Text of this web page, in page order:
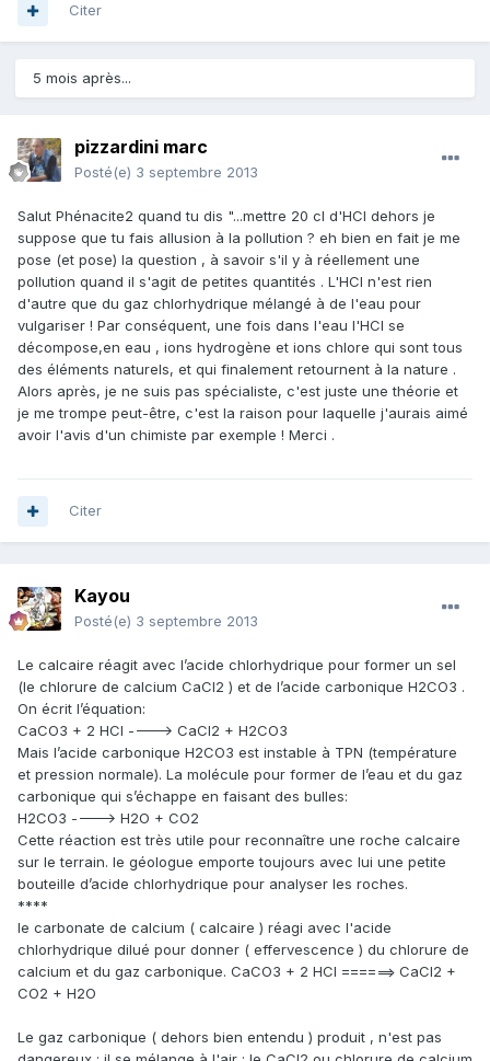
Citer
5 mois après...
pizzardini marc
Posté(e) 3 septembre 2013
Salut Phénacite2 quand tu dis "...mettre 20 cl d'HCl dehors je
suppose que tu fais allusion à la pollution ? eh bien en fait je me
pose (et pose) la question , à savoir s'il y à réellement une
pollution quand il s'agit de petites quantités . L'HCl n'est rien
d'autre que du gaz chlorhydrique mélangé à de l'eau pour
vulgariser ! Par conséquent, une fois dans l'eau l'HCl se
décompose,en eau , ions hydrogène et ions chlore qui sont tous
des éléments naturels, et qui finalement retournent à la nature .
Alors après, je ne suis pas spécialiste, c'est juste une théorie et
je me trompe peut-être, c'est la raison pour laquelle j'aurais aimé
avoir l'avis d'un chimiste par exemple ! Merci .
Citer
Kayou
Posté(e) 3 septembre 2013
Le calcaire réagit avec l’acide chlorhydrique pour former un sel
(le chlorure de calcium CaCl2 ) et de l’acide carbonique H2CO3 .
On écrit l’équation:
CaCO3 + 2 HCl ----> CaCl2 + H2CO3
Mais l’acide carbonique H2CO3 est instable à TPN (température
et pression normale). La molécule pour former de l’eau et du gaz
carbonique qui s’échappe en faisant des bulles:
H2CO3 ----> H2O + CO2
Cette réaction est très utile pour reconnaître une roche calcaire
sur le terrain. le géologue emporte toujours avec lui une petite
bouteille d’acide chlorhydrique pour analyser les roches.
****
le carbonate de calcium ( calcaire ) réagi avec l'acide
chlorhydrique dilué pour donner ( effervescence ) du chlorure de
calcium et du gaz carbonique. CaCO3 + 2 HCl ======> CaCl2 +
CO2 + H2O
Le gaz carbonique ( dehors bien entendu ) produit , n'est pas